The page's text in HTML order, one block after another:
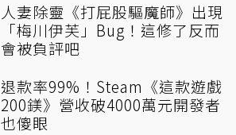
人妻除靈《打屁股驅魔師》出現
「梅川伊芙」Bug！這修了反而
會被負評吧
退款率99%！Steam《這款遊戲
200鎂》營收破4000萬元開發者
也傻眼